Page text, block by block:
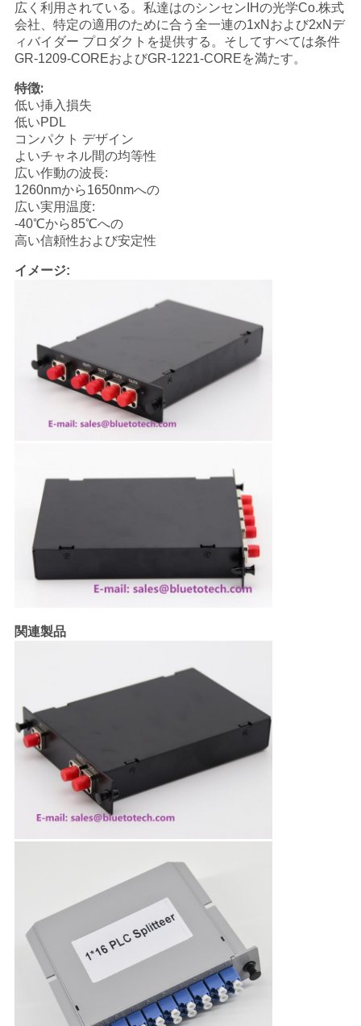
ニ
ュ
ー
ス
引
用
を
要
な
PRIVACY
広く利用されている。私達はのシンセンIHの光学Co.株式
会社、特定の適用のために合う全一連の1xNおよび2xNデ
ィバイダー プロダクトを提供する。そしてすべては条件
GR-1209-COREおよびGR-1221-COREを満たす。
特徴:
低い挿入損失
低いPDL
コンパクト デザイン
よいチャネル間の均等性
広い作動の波長:
1260nmから1650nmへの
広い実用温度:
-40℃から85℃への
高い信頼性および安定性
イメージ:
関連製品